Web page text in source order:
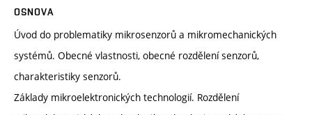
OSNOVA
Úvod do problematiky mikrosenzorů a mikromechanických
systémů. Obecné vlastnosti, obecné rozdělení senzorů,
charakteristiky senzorů.
Základy mikroelektronických technologií. Rozdělení